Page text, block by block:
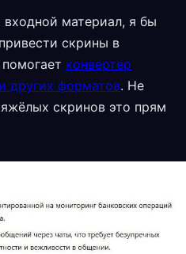
материал, я бы
скрины в
конвертер
других форматов. Не
скринов это прям